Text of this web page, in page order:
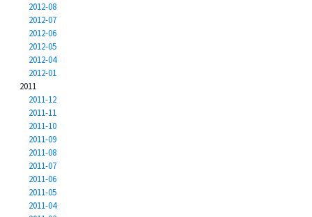
2012-08
2012-07
2012-06
2012-05
2012-04
2012-01
2011
2011-12
2011-11
2011-10
2011-09
2011-08
2011-07
2011-06
2011-05
2011-04